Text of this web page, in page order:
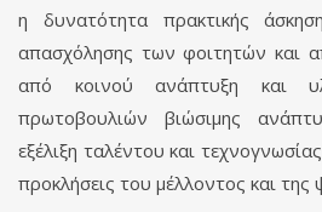
η δυνατότητα πρακτικής
απασχόλησης των φοιτητών και
από κοινού ανάπτυξη και
πρωτοβουλιών βιώσιμης
εξέλιξη ταλέντου και
προκλήσεις του μέλλοντος και της